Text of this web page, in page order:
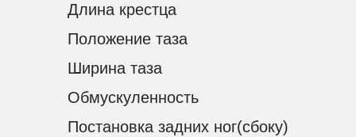
Длина крестца
Положение таза
Ширина таза
Обмускуленность
Постановка задних ног(сбоку)